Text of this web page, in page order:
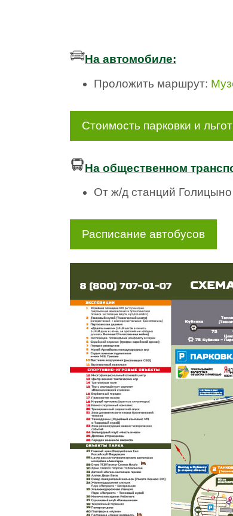
На автомобиле:
Проложить маршрут:
Стоимость парковки и
На общественном
От ж/д станций
Расписание автобусов